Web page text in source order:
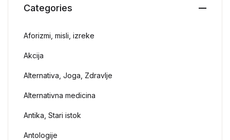
Categories
Aforizmi, misli, izreke
Akcija
Alternativa, Joga, Zdravlje
Alternativna medicina
Antika, Stari istok
Antologije